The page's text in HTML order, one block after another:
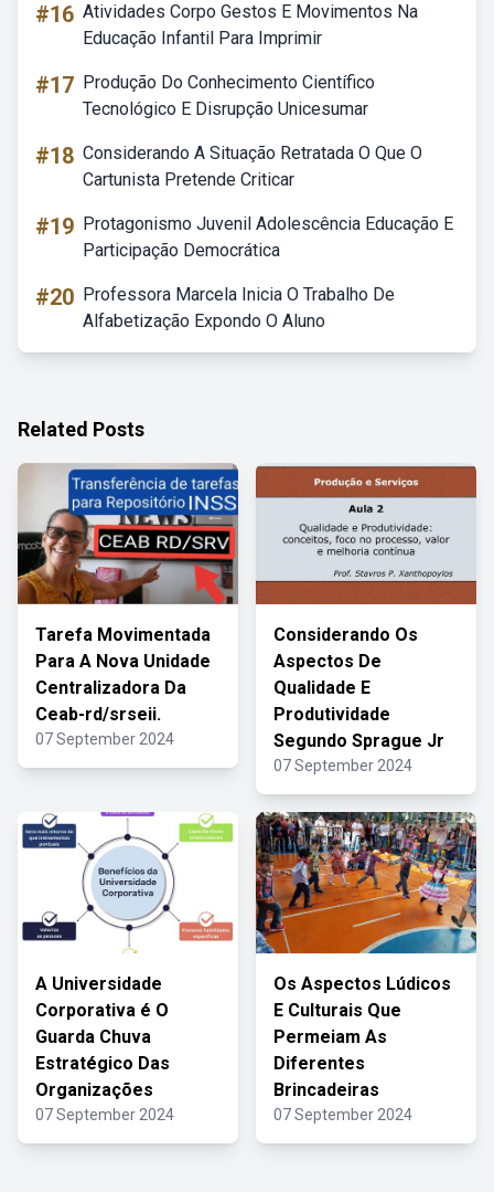
#16 Atividades Corpo Gestos E Movimentos Na
Educação Infantil Para Imprimir
#17 Produção Do Conhecimento Científico
Tecnológico E Disrupção Unicesumar
#18 Considerando A Situação Retratada O Que O
Cartunista Pretende Criticar
#19 Protagonismo Juvenil Adolescência Educação E
Participação Democrática
#20 Professora Marcela Inicia O Trabalho De
Alfabetização Expondo O Aluno
Related Posts
Tarefa Movimentada
Para A Nova Unidade
Centralizadora Da
Ceab-rd/srseii.
07 September 2024
Considerando Os
Aspectos De
Qualidade E
Produtividade
Segundo Sprague Jr
07 September 2024
A Universidade
Corporativa é O
Guarda Chuva
Estratégico Das
Organizações
07 September 2024
Os Aspectos Lúdicos
E Culturais Que
Permeiam As
Diferentes
Brincadeiras
07 September 2024